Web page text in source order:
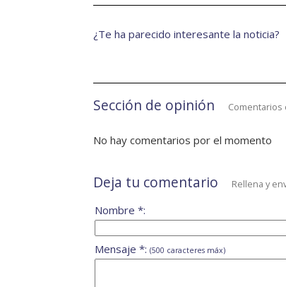
¿Te ha parecido interesante la noticia?
Sección de opinión
No hay comentarios por el momento
Deja tu comentario Rellena y
Nombre *:
Mensaje *: (500 caracteres máx)